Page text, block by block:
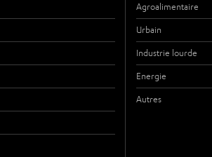
Agroalimentaire
Urbain
Industrie lourde
Energie
Autres